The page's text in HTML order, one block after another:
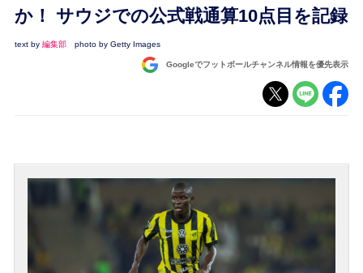
UEFA
ナショナルチーム
か！ サウジでの公式戦通算10点目を記録
text by 編集部 photo by Getty Images
Googleでフットボールチャンネル情報を優先表示